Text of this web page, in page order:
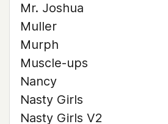
Mr. Joshua
Muller
Murph
Muscle-ups
Nancy
Nasty Girls
Nasty Girls V2